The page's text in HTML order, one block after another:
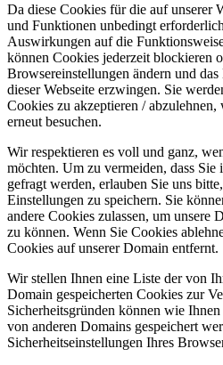
Da diese Cookies für die auf unserer
und Funktionen unbedingt
Auswirkungen auf die
können Cookies jederzeit blockieren
Browsereinstellungen ändern und
dieser Webseite erzwingen. Sie
Cookies zu akzeptieren / abzulehnen,
erneut besuchen.
Wir respektieren es voll und ganz,
möchten. Um zu vermeiden, dass
gefragt werden, erlauben Sie uns
Einstellungen zu speichern. Sie
andere Cookies zulassen, um unsere
zu können. Wenn Sie Cookies
Cookies auf unserer Domain entfernt.
Wir stellen Ihnen eine Liste der von
Domain gespeicherten Cookies zur
Sicherheitsgründen können wie
von anderen Domains gespeichert
Sicherheitseinstellungen Ihres